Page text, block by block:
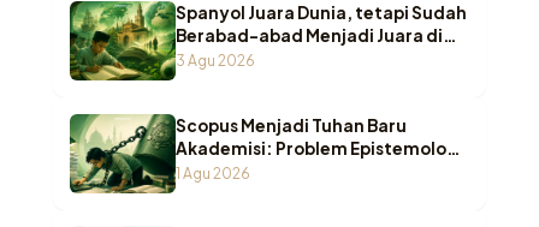
Spanyol Juara Dunia, tetapi Sudah
Berabad-abad Menjadi Juara di
Pesantren Indonesia
3 Agu 2026
Scopus Menjadi Tuhan Baru
Akademisi: Problem Epistemologi
ketika Wasā’il Berubah Menjadi
1 Agu 2026